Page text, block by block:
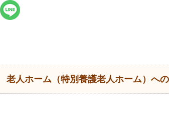
老人ホーム（特別養護老人ホーム）へ